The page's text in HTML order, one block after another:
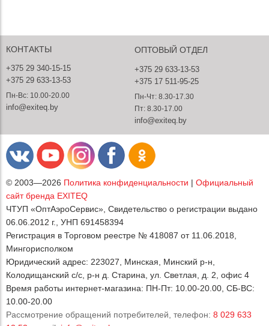
КОНТАКТЫ
+375 29 340-15-15
+375 29 633-13-53
Пн-Вс: 10.00-20.00
info@exiteq.by
ОПТОВЫЙ ОТДЕЛ
+375 29 633-13-53
+375 17 511-95-25
Пн-Чт: 8.30-17.30
Пт: 8.30-17.00
info@exiteq.by
© 2003—2026 Политика конфиденциальности | Официальный
сайт бренда EXITEQ
ЧТУП «ОптАэроСервис», Свидетельство о регистрации выдано
06.06.2012 г., УНП 691458394
Регистрация в Торговом реестре № 418087 от 11.06.2018,
Мингорисполком
Юридический адрес: 223027, Минская, Минский р-н,
Колодищанский с/с, р-н д. Старина, ул. Светлая, д. 2, офис 4
Время работы интернет-магазина: ПН-Пт: 10.00-20.00, СБ-ВС:
10.00-20.00
Рассмотрение обращений потребителей, телефон: 8 029 633